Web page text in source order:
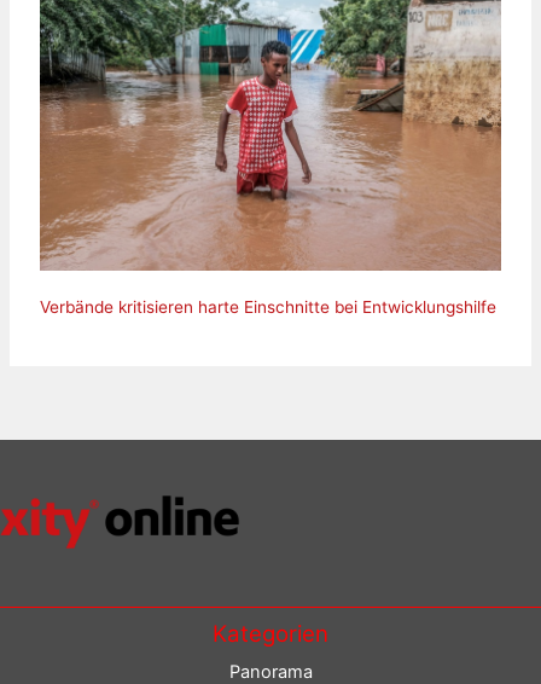
Verbände kritisieren harte Einschnitte bei Entwicklungshilfe
Kategorien
Panorama